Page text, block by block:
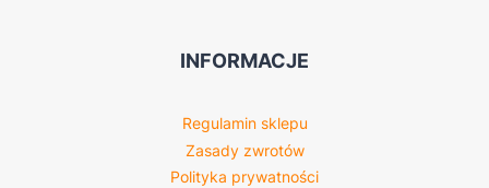
INFORMACJE
Regulamin sklepu
Zasady zwrotów
Polityka prywatności